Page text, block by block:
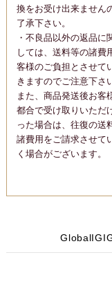
換をお受け出来ません
了承下さい。
・不良品以外の返品に
しては、送料等の諸費
客様のご負担とさせて
きますのでご注意下さ
また、商品発送後お客
都合で受け取りいただ
った場合は、往復の送
諸費用をご請求させて
く場合がございます。
GlobalIG